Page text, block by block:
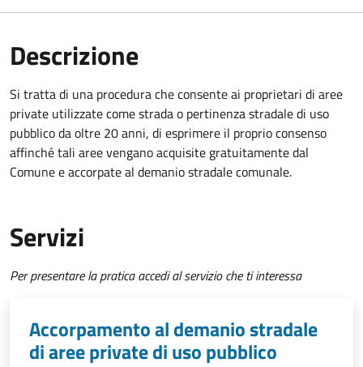
Descrizione
Si tratta di una procedura che consente ai proprietari di aree
private utilizzate come strada o pertinenza stradale di uso
pubblico da oltre 20 anni, di esprimere il proprio consenso
affinché tali aree vengano acquisite gratuitamente dal
Comune e accorpate al demanio stradale comunale.
Servizi
Per presentare la pratica accedi al servizio che ti interessa
Accorpamento al demanio stradale
di aree private di uso pubblico